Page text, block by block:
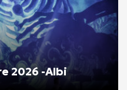
2026 -Albi